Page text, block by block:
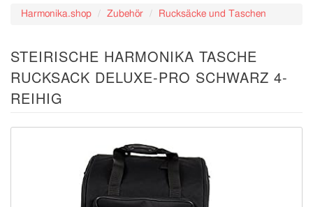
Harmonika.shop Zubehör Rucksäcke und Taschen
STEIRISCHE HARMONIKA TASCHE
RUCKSACK DELUXE-PRO SCHWARZ 4-
REIHIG